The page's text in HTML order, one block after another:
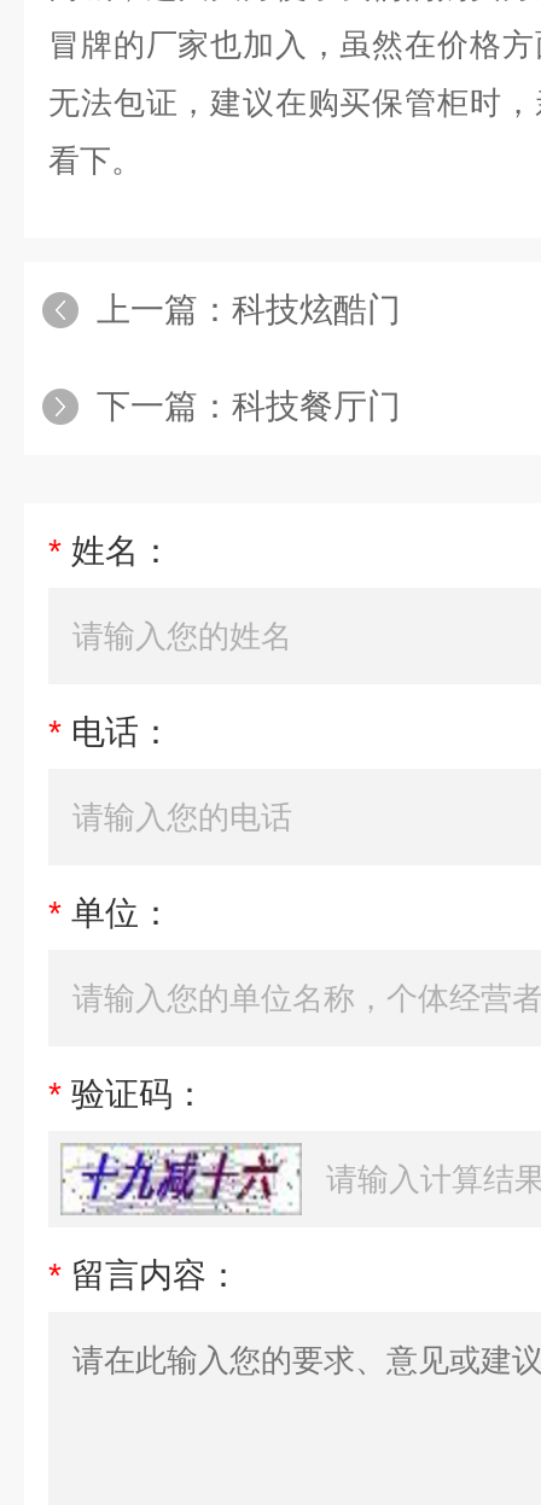
冒牌的厂家也加入，虽然在价格
无法包证，建议在购买保管柜时
看下。
上一篇： 科技炫酷门
下一篇： 科技餐厅门
* 姓名：
* 电话：
* 单位：
* 验证码：
* 留言内容：